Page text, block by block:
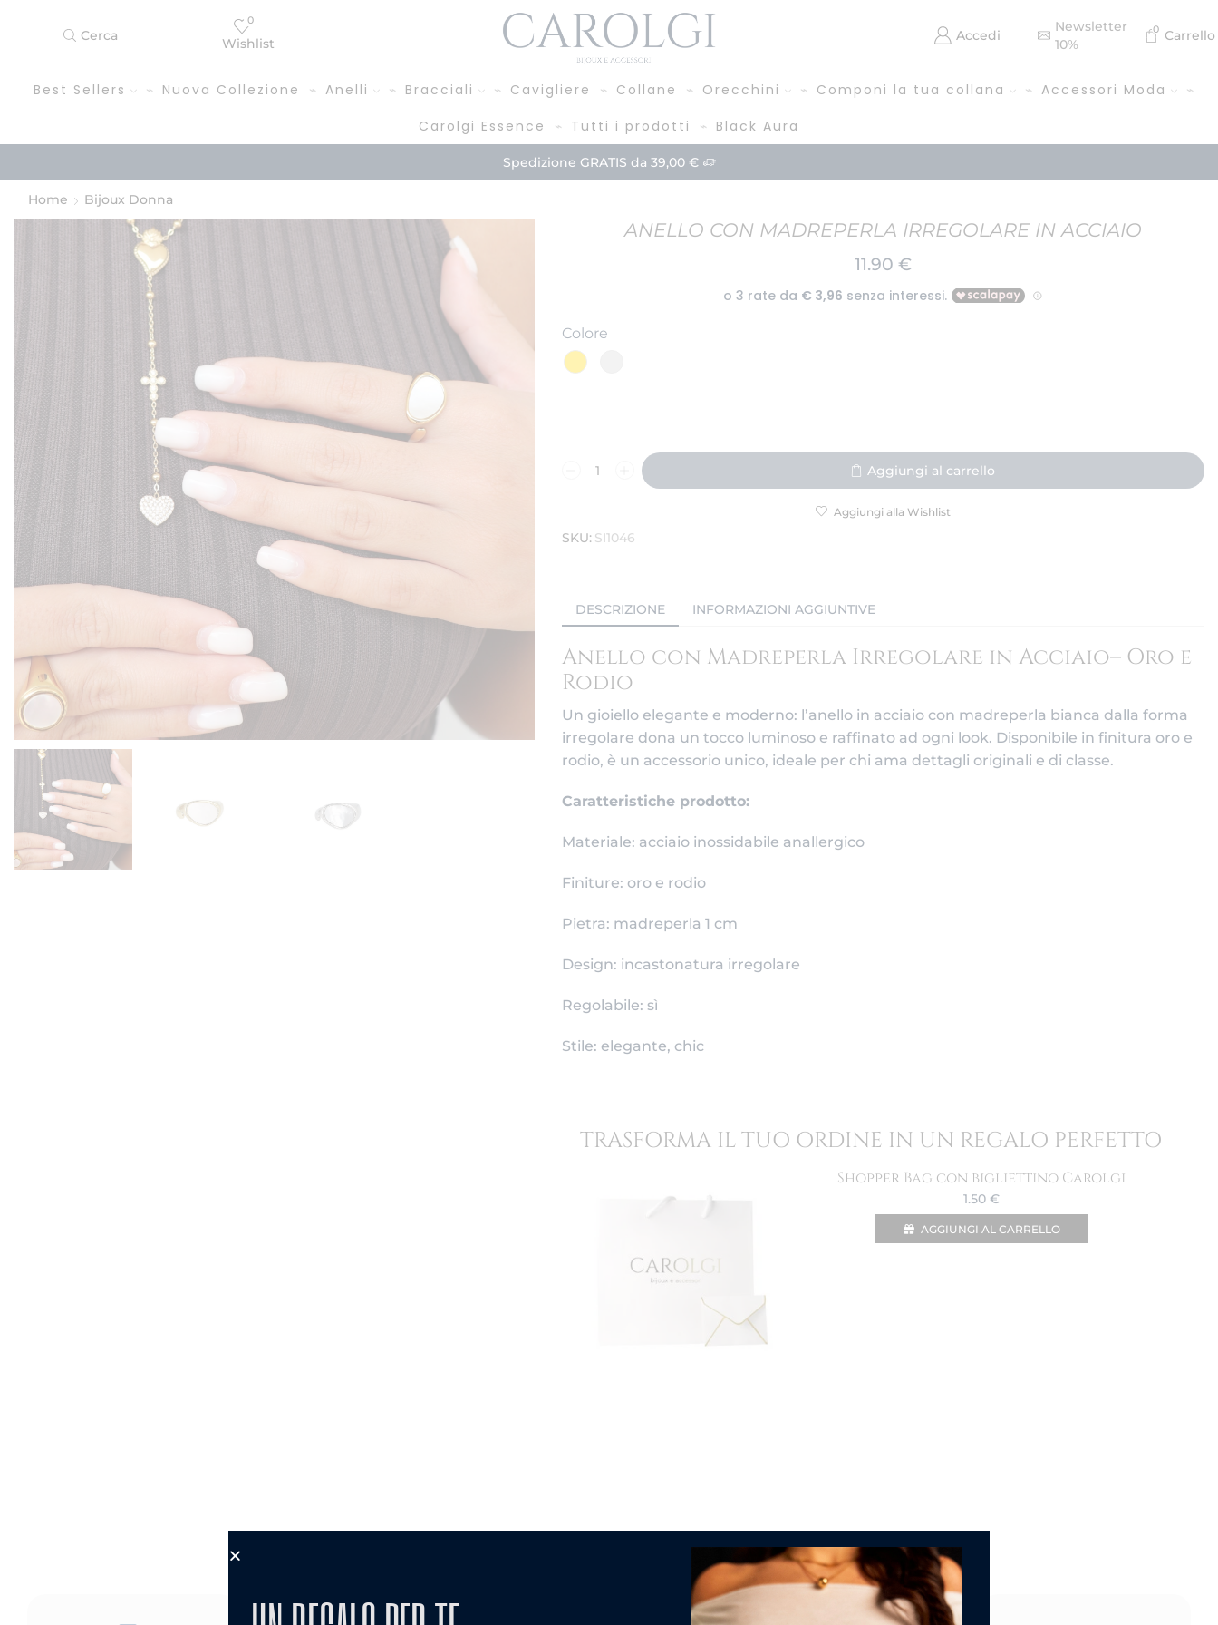
Cerca
0
Wishlist
Accedi
Newsletter
10%
0 Carrello
Best Sellers Nuova Collezione Anelli Bracciali Cavigliere Collane Orecchini Componi la tua collana
Accessori Moda
Carolgi Essence
Tutti i prodotti Black Aura
Paga in 3 rate! Acquista
Home Bijoux Donna
ANELLO CON MADREPERLA IRREGOLARE IN ACCIAIO
11.90 €
Colore
Aggiungi al carrello
Aggiungi alla Wishlist
SKU: SI1046
DESCRIZIONE INFORMAZIONI AGGIUNTIVE
Anello con Madreperla Irregolare in Acciaio– Oro e
Rodio
Un gioiello elegante e moderno: l’anello in acciaio con madreperla bianca dalla forma
irregolare dona un tocco luminoso e raffinato ad ogni look. Disponibile in finitura oro e
rodio, è un accessorio unico, ideale per chi ama dettagli originali e di classe.
Caratteristiche prodotto:
Materiale: acciaio inossidabile anallergico
Finiture: oro e rodio
Pietra: madreperla 1 cm
Design: incastonatura irregolare
Regolabile: sì
Stile: elegante, chic
TRASFORMA IL TUO ORDINE IN UN REGALO PERFETTO
Shopper Bag con bigliettino Carolgi
1.50 €
AGGIUNGI AL CARRELLO